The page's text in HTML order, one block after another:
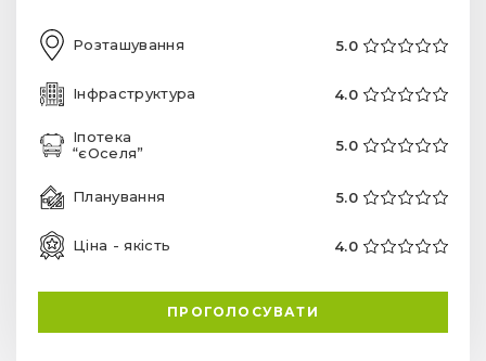
Розташування 5.0
Інфраструктура 4.0
Іпотека
“єОселя”
5.0
Планування 5.0
Ціна - якість 4.0
ПРОГОЛОСУВАТИ